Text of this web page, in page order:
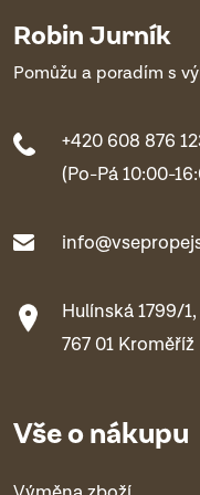
Robin Jurník
Pomůžu a poradím s
+420 608 876
(Po-Pá 10:00-
Hulínská 1799/1,
767 01 Kroměříž
Vše o nákupu